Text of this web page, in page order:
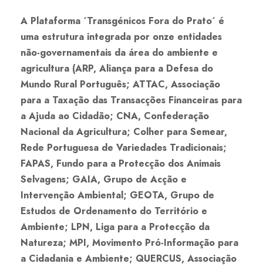
A Plataforma ´Transgénicos Fora do Prato´ é
uma estrutura integrada por onze entidades
não-governamentais da área do ambiente e
agricultura (ARP, Aliança para a Defesa do
Mundo Rural Português; ATTAC, Associação
para a Taxação das Transacções Financeiras para
a Ajuda ao Cidadão; CNA, Confederação
Nacional da Agricultura; Colher para Semear,
Rede Portuguesa de Variedades Tradicionais;
FAPAS, Fundo para a Protecção dos Animais
Selvagens; GAIA, Grupo de Acção e
Intervenção Ambiental; GEOTA, Grupo de
Estudos de Ordenamento do Território e
Ambiente; LPN, Liga para a Protecção da
Natureza; MPI, Movimento Pró-Informação para
a Cidadania e Ambiente; QUERCUS, Associação